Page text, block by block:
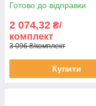
Готово до відправки
2 074,32 ₴/
комплект
3 096 ₴/комплект
Купити